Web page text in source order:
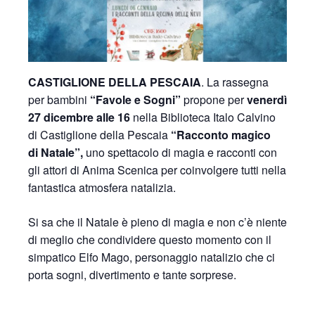
CASTIGLIONE DELLA PESCAIA. La rassegna
per bambini “Favole e Sogni” propone pervenerdì
27 dicembre alle 16 nella Biblioteca Italo Calvino
di Castiglione della Pescaia “Racconto magico
di Natale”, uno spettacolo di magia e racconti con
gli attori di Anima Scenica per coinvolgere tutti nella
fantastica atmosfera natalizia.
Si sa che il Natale è pieno di magia e non c’è niente
di meglio che condividere questo momento con il
simpatico Elfo Mago, personaggio natalizio che ci
porta sogni, divertimento e tante sorprese.